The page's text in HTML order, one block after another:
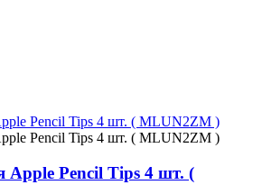
Apple Pencil Tips 4 шт. (